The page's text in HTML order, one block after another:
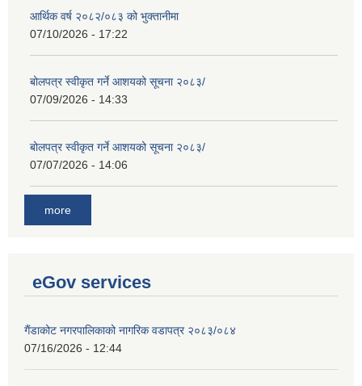
आर्थिक वर्ष २०८२/०८३ को भुक्तानीमा
07/10/2026 - 17:22
बोलपत्र स्वीकृत गर्ने आशयको सूचना २०८३/
07/09/2026 - 14:33
बोलपत्र स्वीकृत गर्ने आशयको सूचना २०८३/
07/07/2026 - 14:06
more
eGov services
गैंडाकोट नगरपालिकाको नागरिक वडापत्र २०८३/०८४
07/16/2026 - 12:44